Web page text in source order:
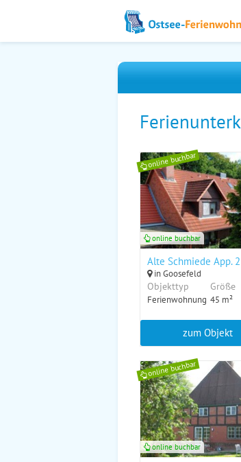
online buchbar
Alte Schmiede App. 2
in Goosefeld
Objekttyp
Ferienwohnung
Größe
45 m²
online buchbar
zum Objekt
online buchbar
online buchbar